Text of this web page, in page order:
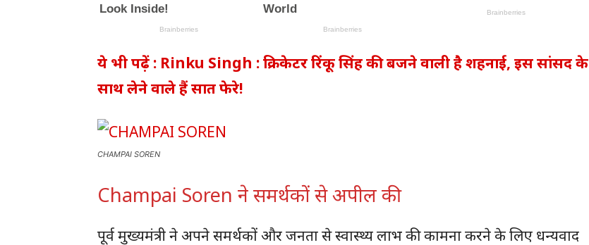
ये भी पढ़ें : Rinku Singh : क्रिकेटर रिंकू सिंह की बजने वाली है शहनाई, इस सांसद के
साथ लेने वाले हैं सात फेरे!
CHAMPAI SOREN
Champai Soren ने समर्थकों से अपील की
पूर्व मुख्यमंत्री ने अपने समर्थकों और जनता से स्वास्थ्य लाभ की कामना करने के लिए धन्यवाद